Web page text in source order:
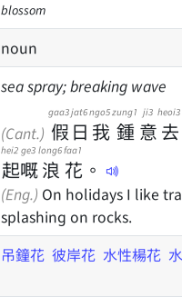
blossom
noun
sea spray; breaking wave
(Cant.) 假
gaa3
日
jat6
我
ngo5
鍾
zung1
意
ji3
去
heoi3
起
hei2
嘅
ge3
浪
long6
花
faa1
。
(Eng.) On holidays I like
splashing on rocks.
吊鐘花 彼岸花 水性楊花